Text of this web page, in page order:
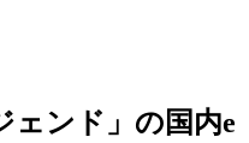
ェンド」の国内e